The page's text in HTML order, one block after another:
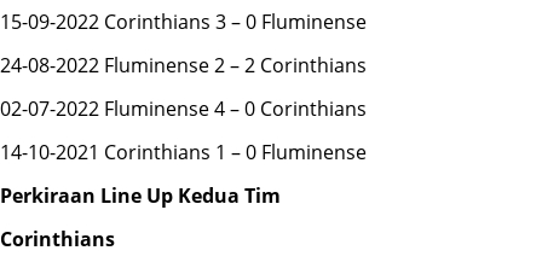
15-09-2022 Corinthians 3 – 0 Fluminense
24-08-2022 Fluminense 2 – 2 Corinthians
02-07-2022 Fluminense 4 – 0 Corinthians
14-10-2021 Corinthians 1 – 0 Fluminense
Perkiraan Line Up Kedua Tim
Corinthians